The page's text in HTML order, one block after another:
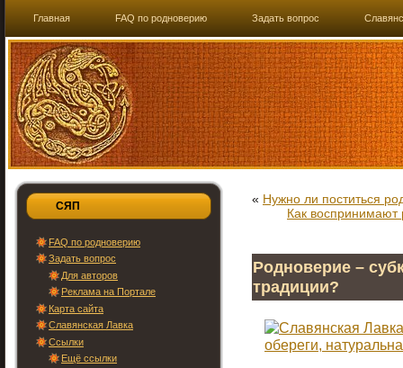
Главная FAQ по родноверию Задать вопрос
СЯП
FAQ по родноверию
Задать вопрос
Для авторов
Реклама на Портале
Карта сайта
Славянская Лавка
Ссылки
Ещё ссылки
« Нужно ли поститься
Как
Родноверие –
традиции?